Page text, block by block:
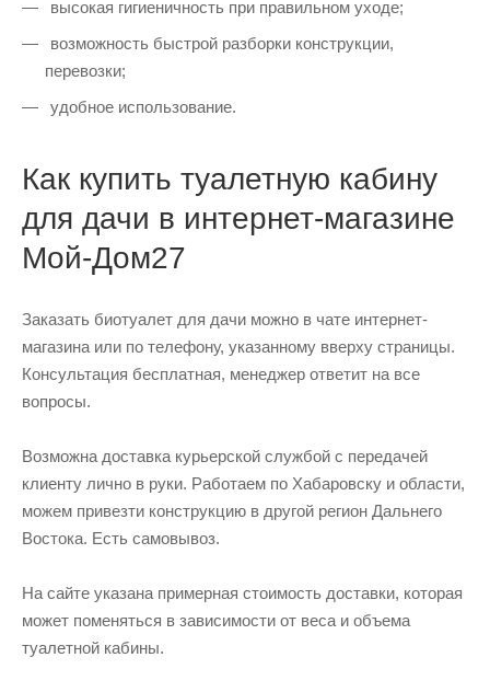
высокая гигиеничность при правильном уходе;
возможность быстрой разборки конструкции,
перевозки;
удобное использование.
Как купить туалетную кабину
для дачи в интернет-магазине
Мой-Дом27
Заказать биотуалет для дачи можно в чате интернет-
магазина или по телефону, указанному вверху страницы.
Консультация бесплатная, менеджер ответит на все
вопросы.
Возможна доставка курьерской службой с передачей
клиенту лично в руки. Работаем по Хабаровску и области,
можем привезти конструкцию в другой регион Дальнего
Востока. Есть самовывоз.
На сайте указана примерная стоимость доставки, которая
может поменяться в зависимости от веса и объема
туалетной кабины.